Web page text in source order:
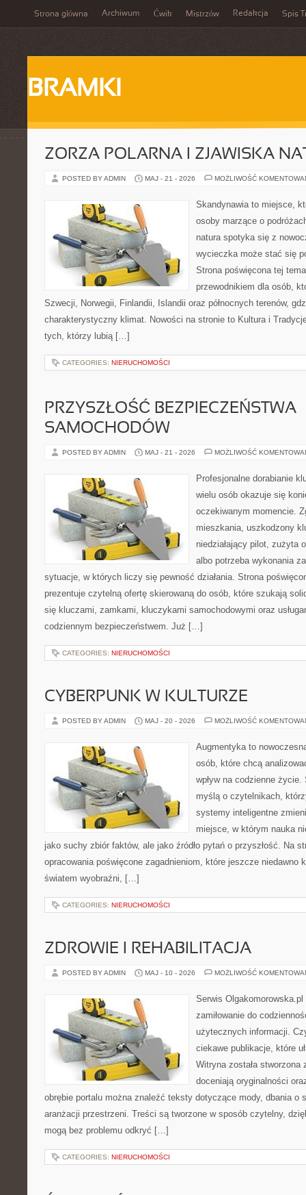
Strona główna Archiwum Ćwik Mistrzów Redakcja Spis
BRAMKI
ZORZA POLARNA I ZJAWISKA
POSTED BY ADMIN MAJ - 21 - 2026 MOŻLIWOŚĆ
Skandynawia to miejsce,
osoby marzące o
natura spotyka się z
wycieczka może stać się
Strona poświęcona tej
przewodnikiem dla osób,
Szwecji, Norwegii, Finlandii, Islandii oraz północnych terenów,
charakterystyczny klimat. Nowości na stronie to Kultura i
tych, którzy lubią […]
CATEGORIES: NIERUCHOMOŚCI
PRZYSZŁOŚĆ BEZPIECZEŃSTWA
SAMOCHODÓW
POSTED BY ADMIN MAJ - 21 - 2026 MOŻLIWOŚĆ
Profesjonalne dorabianie
wielu osób okazuje się
oczekiwanym momencie.
mieszkania, uszkodzony
niedziałający pilot, zużyta
albo potrzeba wykonania
sytuacje, w których liczy się pewność działania. Strona
prezentuje czytelną ofertę skierowaną do osób, które szukają
się kluczami, zamkami, kluczykami samochodowymi oraz
codziennym bezpieczeństwem. Już […]
CATEGORIES: NIERUCHOMOŚCI
CYBERPUNK W KULTURZE
POSTED BY ADMIN MAJ - 20 - 2026 MOŻLIWOŚĆ
Augmentyka to
osób, które chcą
wpływ na codzienne
myślą o czytelnikach,
systemy inteligentne
miejsce, w którym nauka
jako suchy zbiór faktów, ale jako źródło pytań o przyszłość. Na
opracowania poświęcone zagadnieniom, które jeszcze niedawno
światem wyobraźni, […]
CATEGORIES: NIERUCHOMOŚCI
ZDROWIE I REHABILITACJA
POSTED BY ADMIN MAJ - 10 - 2026 MOŻLIWOŚĆ
Serwis
zamiłowanie do
użytecznych informacji.
ciekawe publikacje, które
Witryna została
doceniają oryginalności
obrębie portalu można znaleźć teksty dotyczące mody, dbania o
aranżacji przestrzeni. Treści są tworzone w sposób czytelny,
mogą bez problemu odkryć […]
CATEGORIES: NIERUCHOMOŚCI